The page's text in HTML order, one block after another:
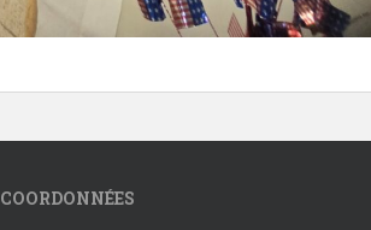
COORDONNÉES